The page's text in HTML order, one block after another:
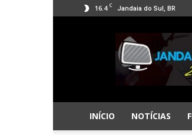
16.4 C Jandaia do Sul, BR
Jandaia
Online
INÍCIO NOTÍCIAS